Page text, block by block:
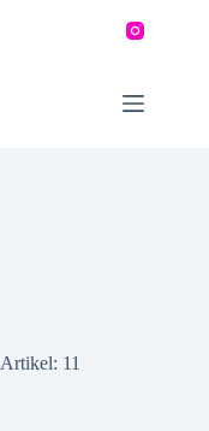
Artikel: 11